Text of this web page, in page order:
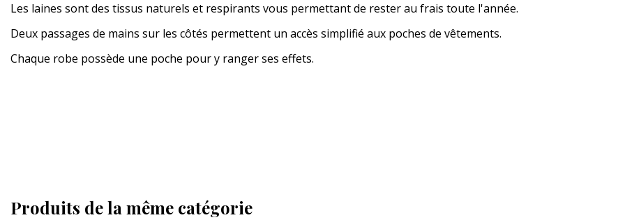
Les laines sont des tissus naturels et respirants vous permettant de rester au frais toute l'année.
Deux passages de mains sur les côtés permettent un accès simplifié aux poches de vêtements.
Chaque robe possède une poche pour y ranger ses effets.
Produits de la même catégorie